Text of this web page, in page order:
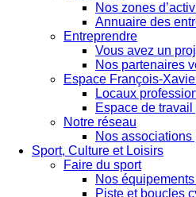
Nos zones
Annuaire des
Entreprendre
Vous avez un
Nos partenaires
Espace François-
Locaux
Espace de travail
Notre réseau
Nos associations
Sport, Culture et Loisirs
Faire du sport
Nos
Piste et boucles